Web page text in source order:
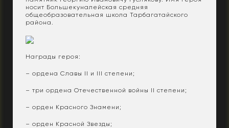
носит Большекуналейская средняя
общеобразовательная школа Тарбагатайского
района.
Награды героя:
– ордена Славы II и III степени;
– три ордена Отечественной войны II степени;
– орден Красного Знамени;
– орден Красной Звезды;